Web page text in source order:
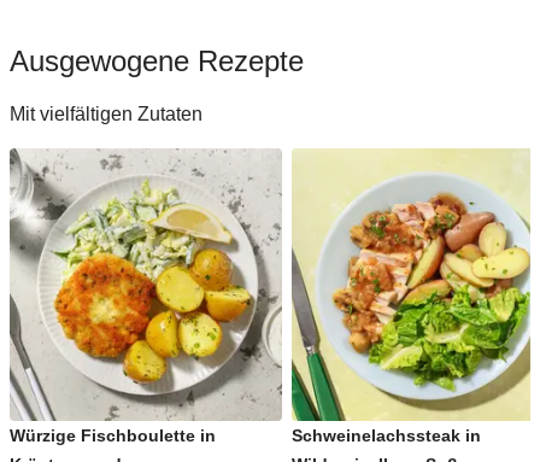
Ausgewogene Rezepte
Mit vielfältigen Zutaten
Würzige Fischboulette in
Schweinelachssteak in